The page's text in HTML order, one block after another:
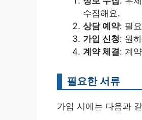
수집해요.
상담 예약: 필
가입 신청: 원
계약 체결: 계
필요한 서류
가입 시에는 다음과